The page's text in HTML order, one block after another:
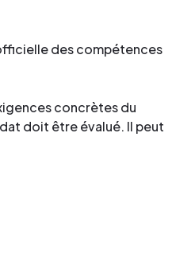
des compétences
concrètes du
doit être évalué. Il peut